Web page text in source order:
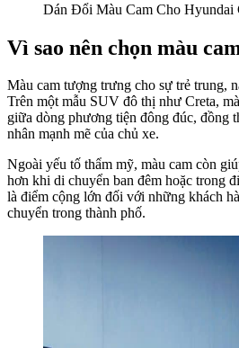
Dán Đổi Màu Cam Cho Hyundai
Vì sao nên chọn màu
Màu cam tượng trưng cho sự trẻ trung,
Trên một mẫu SUV đô thị như Creta,
giữa dòng phương tiện đông đúc, đồng
nhân mạnh mẽ của chủ xe.
Ngoài yếu tố thẩm mỹ, màu cam còn
hơn khi di chuyển ban đêm hoặc trong
là điểm cộng lớn đối với những khách
chuyển trong thành phố.